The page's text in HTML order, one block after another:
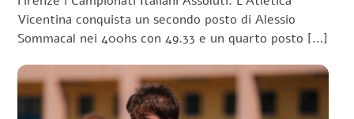
Vicentina conquista un secondo posto di Alessio
Sommacal nei 400hs con 49.33 e un quarto posto […]